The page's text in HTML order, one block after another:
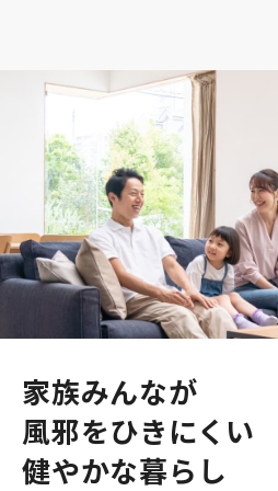
家族みんなが
風邪をひきにくい
健やかな暮らし